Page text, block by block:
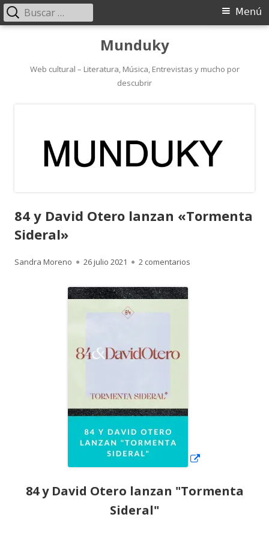
contenido
Munduky
Web cultural – Literatura, Música, Entrevistas y mucho por
descubrir
Menú
Menú
Buscar:
84 y David Otero lanzan «Tormenta
Sideral»
Autor
Sandra Moreno
Publicado
26 julio 2021 2 comentarios
84 y David Otero lanzan "Tormenta
Sideral"